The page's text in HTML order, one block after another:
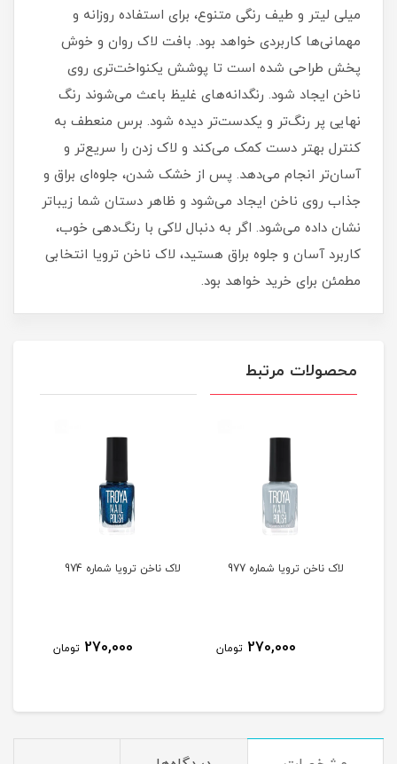
میلی‌ لیتر و طیف رنگی متنوع، برای استفاده روزانه و
مهمانی‌ها کاربردی خواهد بود. بافت لاک روان و خوش‌
پخش طراحی شده است تا پوشش یکنواخت‌تری روی
ناخن ایجاد شود. رنگدانه‌های غلیظ باعث می‌شوند رنگ
نهایی پر رنگ‌تر و یکدست‌تر دیده شود. برس منعطف به
کنترل بهتر دست کمک می‌کند و لاک زدن را سریع‌تر و
آسان‌تر انجام می‌دهد. پس از خشک شدن، جلوه‌ای براق و
جذاب روی ناخن ایجاد می‌شود و ظاهر دستان شما زیباتر
نشان داده می‌شود. اگر به دنبال لاکی با رنگ‌دهی خوب،
کاربرد آسان و جلوه براق هستید، لاک ناخن ترویا انتخابی
مطمئن برای خرید خواهد بود.
محصولات مرتبط
لاک ناخن ترویا شماره 977
270,000 تومان
لاک ناخن ترویا شماره 974
270,000 تومان